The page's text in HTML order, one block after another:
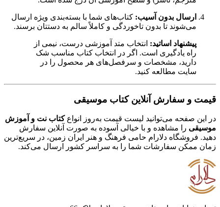
ارسال بدون آسیب: کتاب‌های شما با بسته‌بندی ویژه ارسال
می‌شوند تا بدون تاخوردگی و کاملاً سالم به دستتان برسند.
پیشنهاد اساتید: انتخاب متد آموزشی درست، نیمی از
راه یادگیری است. اگر در انتخاب کتاب مناسب شک
دارید، مشخصات و سرفصل‌های هر محصول را در
سایت مطالعه کنید.
قیمت و سفارش آنلاین کتاب موسیقی
در این صفحه می‌توانید لیست قیمت به‌روز انواعکتاب نت و آموزش
موسیقی را مشاهده و با خیالی آسوده به صورت آنلاین سفارش
دهید. فروشگاه دلارام حامی فرهنگ و هنر ایران زمین، در سریع‌ترین
زمان ممکن سفارشات شما را به سراسر کشور ارسال می‌کند.